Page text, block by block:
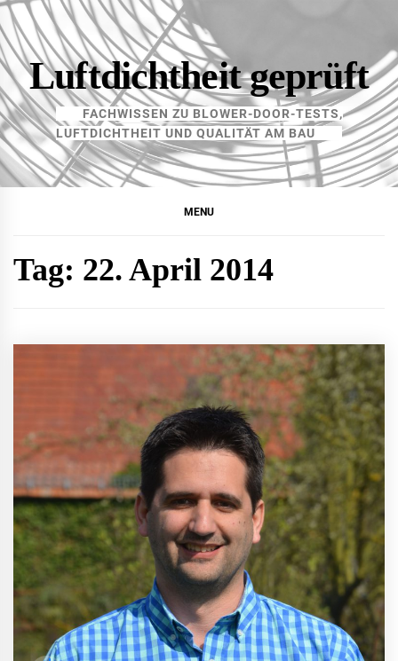
Skip
to
contentLuftdichtheit geprüft
FACHWISSEN ZU BLOWER-DOOR-TESTS,
LUFTDICHTHEIT UND QUALITÄT AM BAU
MENU
Tag: 22. April 2014